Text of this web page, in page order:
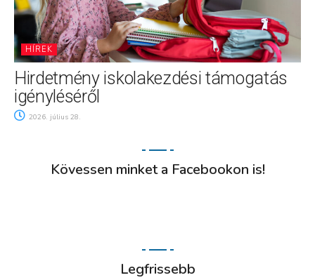
HÍREK
Hirdetmény iskolakezdési támogatás
igényléséről
2026. július 28.
Kövessen minket a Facebookon is!
Legfrissebb